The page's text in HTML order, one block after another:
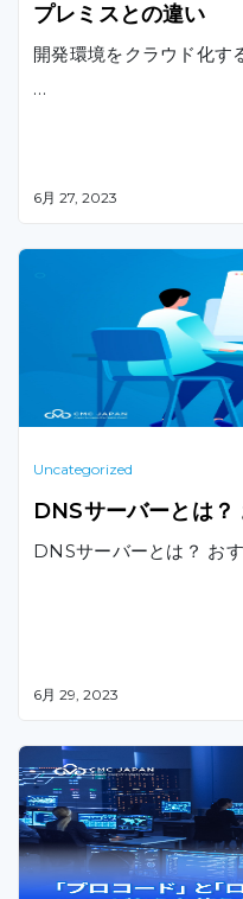
プレミスとの違い
開発環境をクラウド化す
…
6月 27, 2023
Uncategorized
DNSサーバーとは
DNSサーバーとは？ お
6月 29, 2023